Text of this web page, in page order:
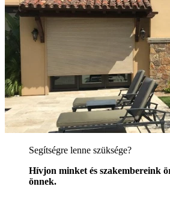
Segítségre lenne szüksége?
Hívjon minket és szakembereink
önnek.